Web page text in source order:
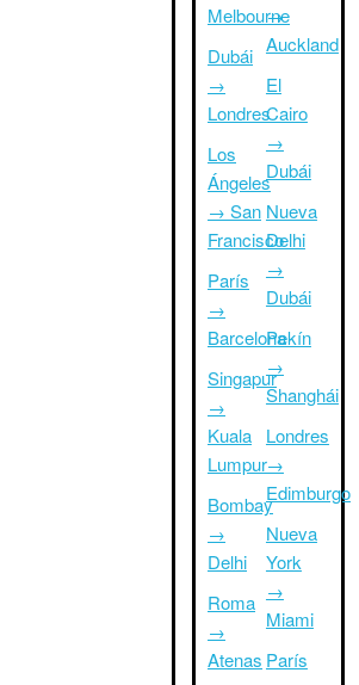
Melbourne
Dubái
→
Londres
Los
Ángeles
→ San
Francisco
París
→
Barcelona
Singapur
→
Kuala
Lumpur
Bombay
→
Delhi
Roma
→
Atenas
→
Auckland
El
Cairo
→
Dubái
Nueva
Delhi
→
Dubái
Pekín
→
Shanghái
Londres
→
Edimburgo
Nueva
York
→
Miami
París